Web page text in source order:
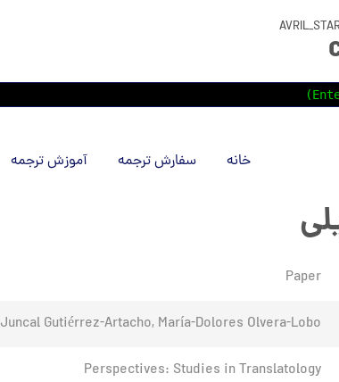
خانه سفارش ترجمه آموزش ترجمه
Paper
Juncal Gutiérrez-Artacho, María-Dolores Olvera-Lobo
Perspectives: Studies in Translatology